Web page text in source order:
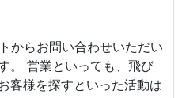
からお問い合わせいただい
。 営業といっても、飛び
客様を探すといった活動は